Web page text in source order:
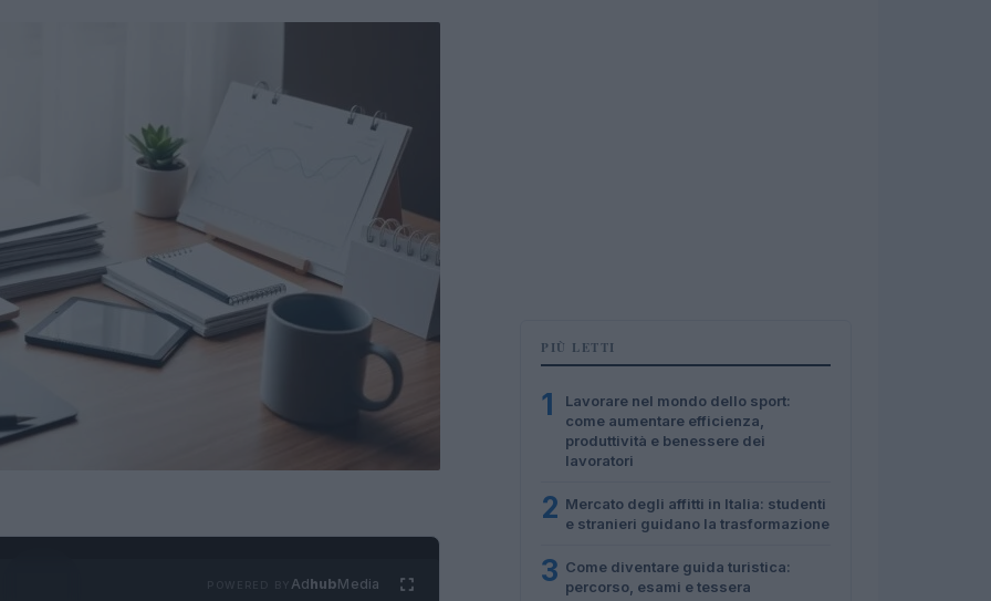
AdhubMedia
PIÙ LETTI
1
Lavorare nel mondo dello sport:
come aumentare efficienza,
produttività e benessere dei
lavoratori
2 Mercato degli affitti in Italia: studenti
e stranieri guidano la trasformazione
3 Come diventare guida turistica:
percorso, esami e tessera